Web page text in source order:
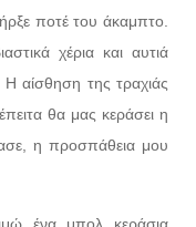
ποτέ του άκαμπτο.
χέρια και αυτιά
αίσθηση της τραχιάς
θα μας κεράσει η
η προσπάθεια μου
ένα μπολ κεράσια